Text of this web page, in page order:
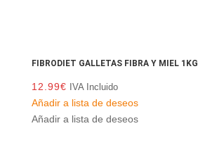
FIBRODIET GALLETAS FIBRA Y MIEL 1KG
12.99€ IVA Incluido
Añadir a lista de deseos
Añadir a lista de deseos